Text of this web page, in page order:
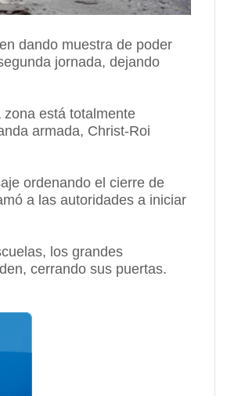
dando muestra de poder
jornada, dejando
está totalmente
armada, Christ-Roi
ordenando el cierre de
a las autoridades a iniciar
los grandes
cerrando sus puertas.